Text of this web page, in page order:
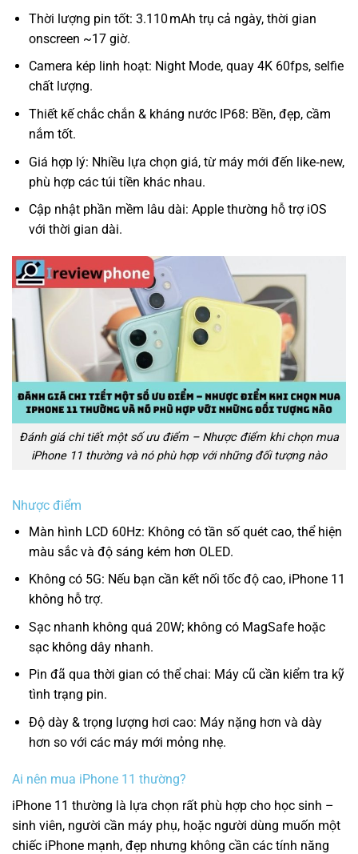
Thời lượng pin tốt: 3.110 mAh trụ cả ngày, thời gian
onscreen ~17 giờ.
Camera kép linh hoạt: Night Mode, quay 4K 60fps, selfie
chất lượng.
Thiết kế chắc chắn & kháng nước IP68: Bền, đẹp, cầm
nắm tốt.
Giá hợp lý: Nhiều lựa chọn giá, từ máy mới đến like‑new,
phù hợp các túi tiền khác nhau.
Cập nhật phần mềm lâu dài: Apple thường hỗ trợ iOS
với thời gian dài.
Đánh giá chi tiết một số ưu điểm – Nhược điểm khi chọn mua
iPhone 11 thường và nó phù hợp với những đối tượng nào
Nhược điểm
Màn hình LCD 60Hz: Không có tần số quét cao, thể hiện
màu sắc và độ sáng kém hơn OLED.
Không có 5G: Nếu bạn cần kết nối tốc độ cao, iPhone 11
không hỗ trợ.
Sạc nhanh không quá 20W; không có MagSafe hoặc
sạc không dây nhanh.
Pin đã qua thời gian có thể chai: Máy cũ cần kiểm tra kỹ
tình trạng pin.
Độ dày & trọng lượng hơi cao: Máy nặng hơn và dày
hơn so với các máy mới mỏng nhẹ.
Ai nên mua iPhone 11 thường?
iPhone 11 thường là lựa chọn rất phù hợp cho học sinh –
sinh viên, người cần máy phụ, hoặc người dùng muốn một
chiếc iPhone mạnh, đẹp nhưng không cần các tính năng